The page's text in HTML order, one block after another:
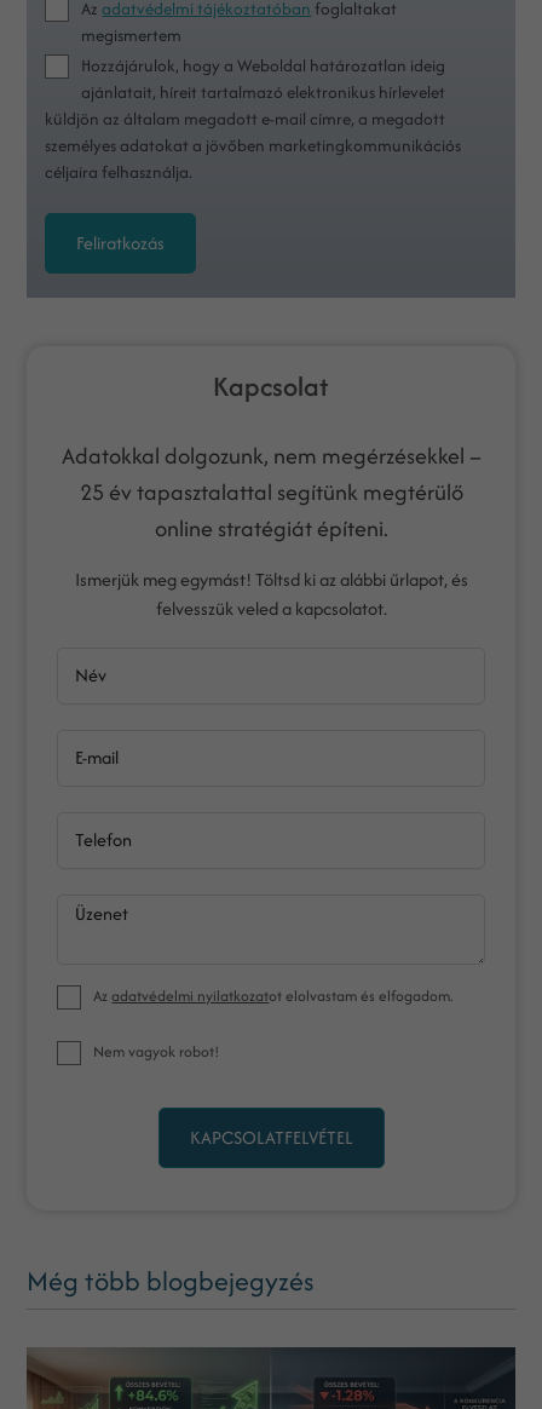
Azadatvédelmi tájékoztatóban foglaltakat
megismertem
Hozzájárulok, hogy a Weboldal határozatlan ideig
ajánlatait, híreit tartalmazó elektronikus hírlevelet
küldjön az általam megadott e-mail címre, a megadott
személyes adatokat a jövőben marketingkommunikációs
céljaira felhasználja.
Feliratkozás
Kapcsolat
Adatokkal dolgozunk, nem megérzésekkel –
25 év tapasztalattal segítünk megtérülő
online stratégiát építeni.
Ismerjük meg egymást! Töltsd ki az alábbi űrlapot, és
felvesszük veled a kapcsolatot.
Név
E-mail
Telefon
Üzenet
Azadatvédelmi nyilatkozatot elolvastam és elfogadom.
Nem vagyok robot!
KAPCSOLATFELVÉTEL
Még több blogbejegyzés